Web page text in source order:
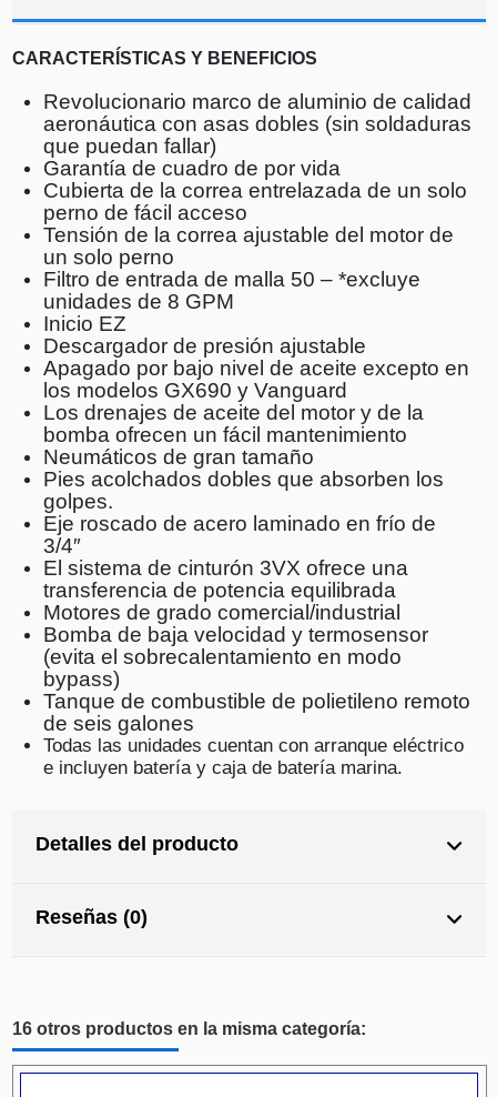
CARACTERÍSTICAS Y BENEFICIOS
Revolucionario marco de aluminio de calidad
aeronáutica con asas dobles (sin soldaduras
que puedan fallar)
Garantía de cuadro de por vida
Cubierta de la correa entrelazada de un solo
perno de fácil acceso
Tensión de la correa ajustable del motor de
un solo perno
Filtro de entrada de malla 50 – *excluye
unidades de 8 GPM
Inicio EZ
Descargador de presión ajustable
Apagado por bajo nivel de aceite excepto en
los modelos GX690 y Vanguard
Los drenajes de aceite del motor y de la
bomba ofrecen un fácil mantenimiento
Neumáticos de gran tamaño
Pies acolchados dobles que absorben los
golpes.
Eje roscado de acero laminado en frío de
3/4″
El sistema de cinturón 3VX ofrece una
transferencia de potencia equilibrada
Motores de grado comercial/industrial
Bomba de baja velocidad y termosensor
(evita el sobrecalentamiento en modo
bypass)
Tanque de combustible de polietileno remoto
de seis galones
Todas las unidades cuentan con arranque eléctrico
e incluyen batería y caja de batería marina.
Detalles del producto
Reseñas (0)
16 otros productos en la misma categoría: